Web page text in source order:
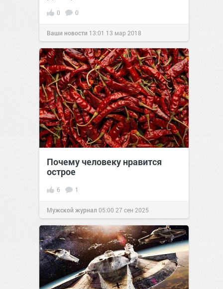
0 0
Ваши новости 13:01 13 мар 2018
Почему человеку нравится
острое
6 1
Мужской журнал 05:00 27 сен 2025